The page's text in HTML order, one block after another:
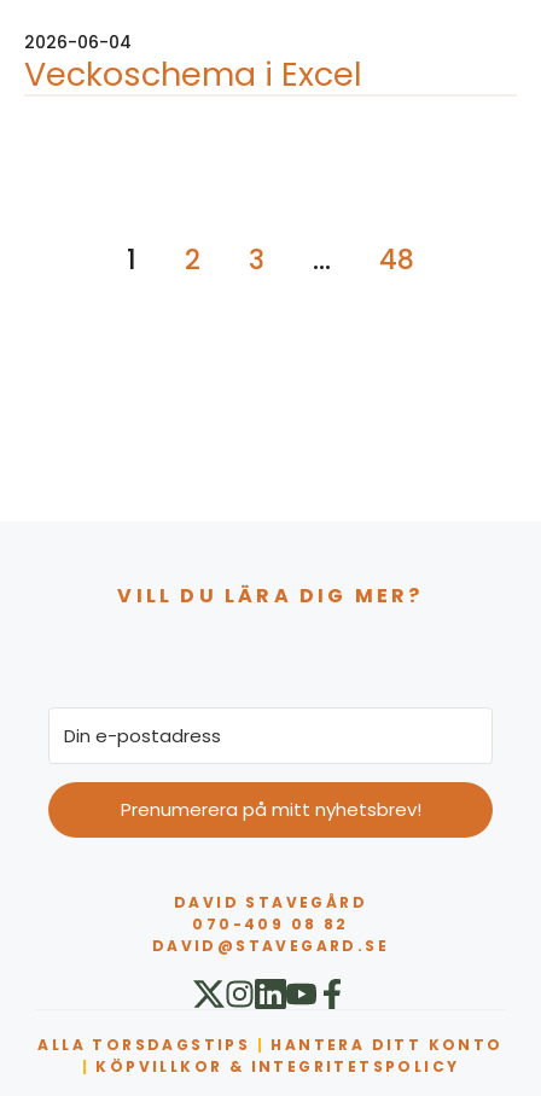
2026-06-04
Veckoschema i Excel
1 2 3 … 48
VILL DU LÄRA DIG MER?
Prenumerera på mitt nyhetsbrev!
DAVID STAVEGÅRD
070-409 08 82
DAVID@STAVEGARD.SE
ALLA TORSDAGSTIPS | HANTERA DITT KONTO
| KÖPVILLKOR & INTEGRITETSPOLICY